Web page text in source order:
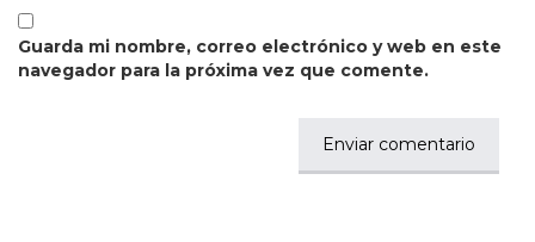
Guarda mi nombre, correo electrónico y web en este
navegador para la próxima vez que comente.